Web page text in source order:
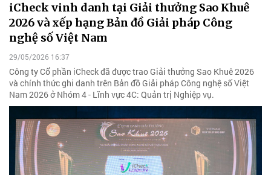
iCheck vinh danh tại Giải thưởng Sao Khuê
2026 và xếp hạng Bản đồ Giải pháp Công
nghệ số Việt Nam
29/05/2026 16:37
Công ty Cổ phần iCheck đã được trao Giải thưởng Sao Khuê 2026
và chính thức ghi danh trên Bản đồ Giải pháp Công nghệ số Việt
Nam 2026 ở Nhóm 4 - Lĩnh vực 4C: Quản trị Nghiệp vụ.